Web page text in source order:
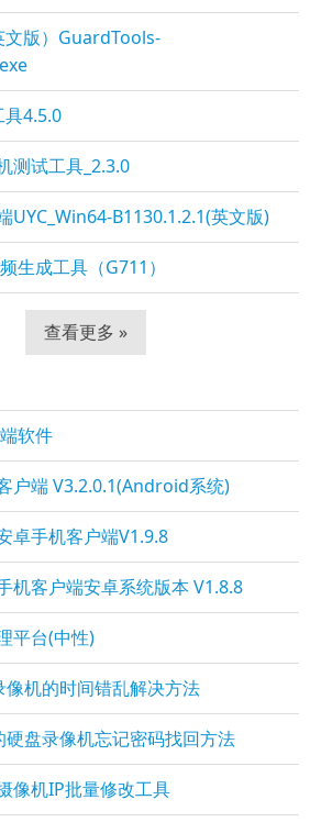
文版）GuardTools-
具4.5.0
测试工具_2.3.0
UYC_Win64-B1130.1.2.1(英文版)
生成工具（G711）
查看更多 »
软件
户端 V3.2.0.1(Android系统)
卓手机客户端V1.9.8
机客户端安卓系统版本 V1.8.8
平台(中性)
机的时间错乱解决方法
盘录像机忘记密码找回方法
像机IP批量修改工具